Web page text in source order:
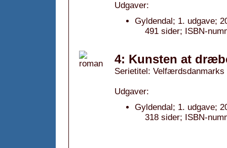
Udgaver:
Gyldendal; 1. udgave;
491 sider; ISBN-
4: Kunsten at
Serietitel: Velfærdsdanmarks
Udgaver:
Gyldendal; 1. udgave;
318 sider; ISBN-